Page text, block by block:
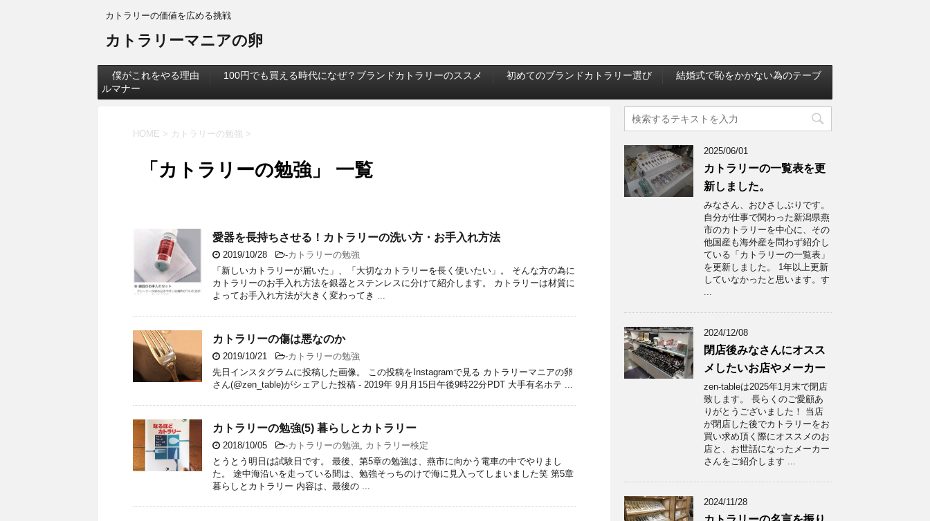
カトラリーの価値を広める挑戦
カトラリーマニアの卵
僕がこれをやる理由 100円でも買える時代になぜ？ブランドカトラリーのススメ 初めてのブランドカトラリー選び
結婚式で恥をかかない為のテーブ
ルマナー
HOME > カトラリーの勉強 >
「カトラリーの勉強」 一覧
愛器を長持ちさせる！カトラリーの洗い方・お手入れ方法
2019/10/28 -カトラリーの勉強
「新しいカトラリーが届いた」、「大切なカトラリーを長く使いたい」。 そんな方の為に
カトラリーのお手入れ方法を銀器とステンレスに分けて紹介します。 カトラリーは材質に
よってお手入れ方法が大きく変わってき ...
カトラリーの傷は悪なのか
2019/10/21 -カトラリーの勉強
先日インスタグラムに投稿した画像。 この投稿をInstagramで見る カトラリーマニアの卵
さん(@zen_table)がシェアした投稿 - 2019年 9月月15日午後9時22分PDT 大手有名ホテ ...
カトラリーの勉強(5) 暮らしとカトラリー
2018/10/05 -カトラリーの勉強, カトラリー検定
とうとう明日は試験日です。 最後、第5章の勉強は、燕市に向かう電車の中でやりまし
た。 途中海沿いを走っている間は、勉強そっちのけで海に見入ってしまいました笑 第5章
暮らしとカトラリー 内容は、最後の ...
2025/06/01
カトラリーの一覧表を更
新しました。
みなさん、おひさしぶりです。
自分が仕事で関わった新潟県燕
市のカトラリーを中心に、その
他国産も海外産を問わず紹介し
ている「カトラリーの一覧表」
を更新しました。 1年以上更新
していなかったと思います。す
...
2024/12/08
閉店後みなさんにオスス
メしたいお店やメーカー
zen-tableは2025年1月末で閉店
致します。 長らくのご愛顧あ
りがとうございました！ 当店
が閉店した後でカトラリーをお
買い求め頂く際にオススメのお
店と、お世話になったメーカー
さんをご紹介します ...
2024/11/28